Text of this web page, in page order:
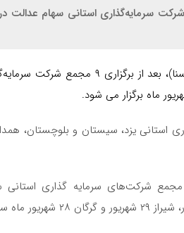
اقتصاد کلان : مجامع عمومی صاحبان سهام ۵ شرکت سرمایه‌گذاری
به گزارش خبرنگار پایگاه خبری بازار سرمایه
استانی یزد، سیستان و بلوچستان،